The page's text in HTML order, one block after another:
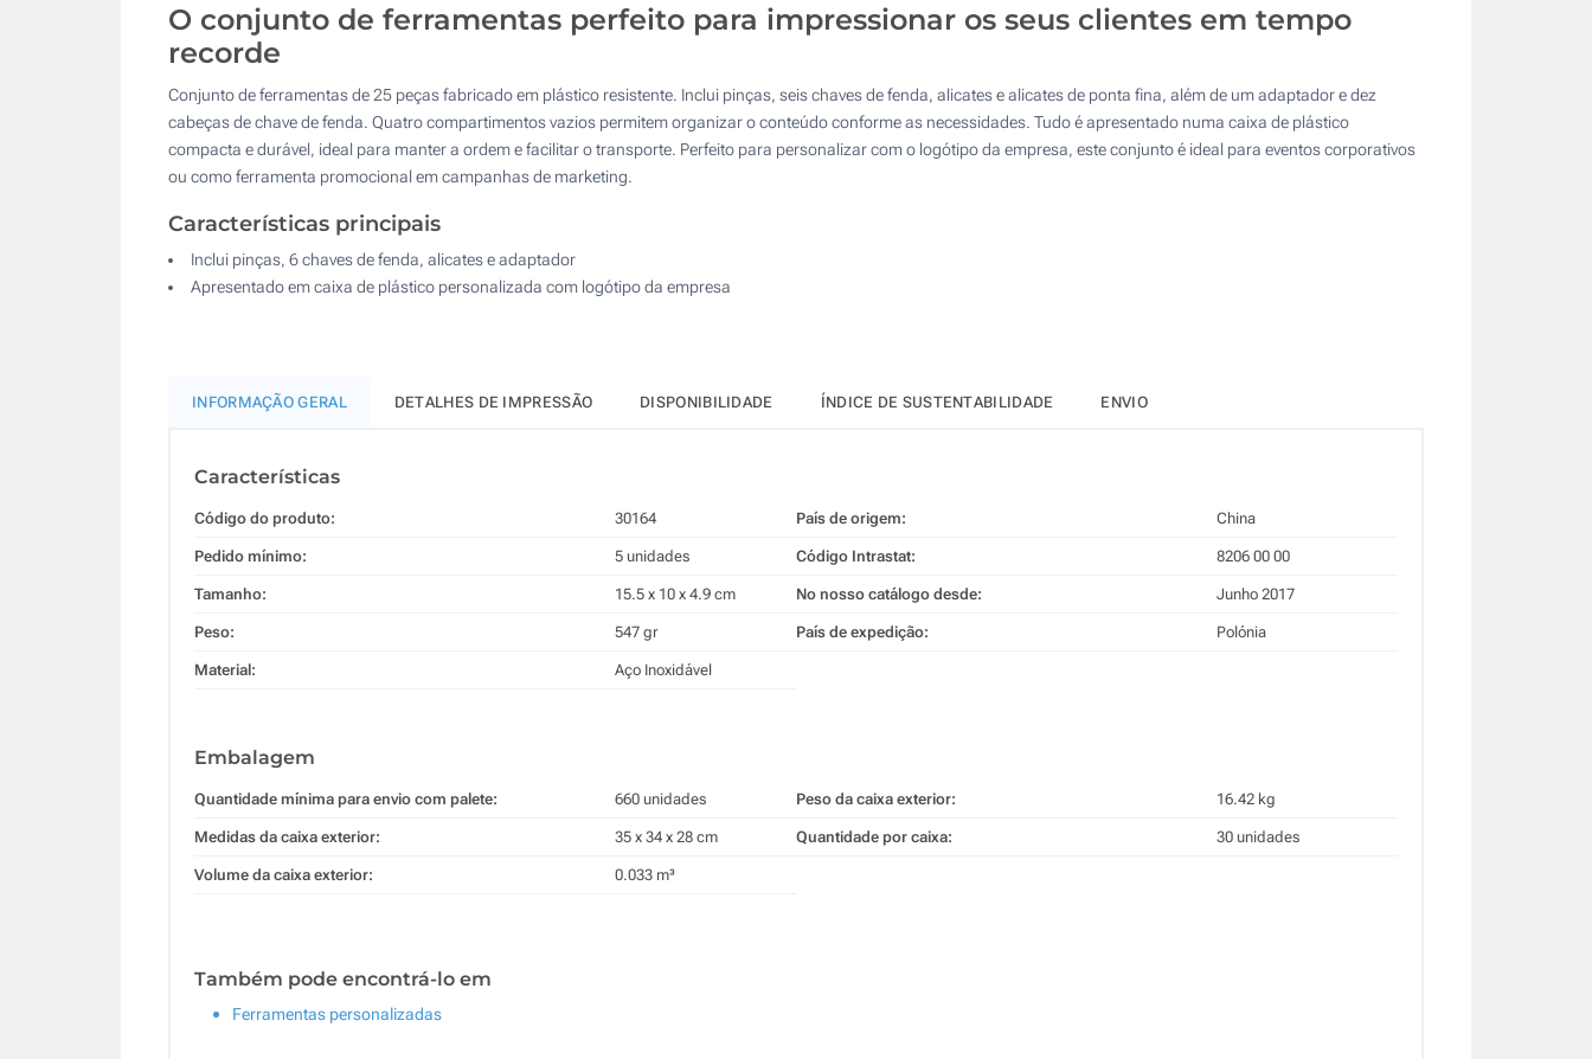
Outra : Atualizar
O conjunto de ferramentas perfeito para impressionar os seus clientes em tempo
recorde
Conjunto de ferramentas de 25 peças fabricado em plástico resistente. Inclui pinças, seis chaves de fenda, alicates e alicates de ponta fina, além de um adaptador e dez
cabeças de chave de fenda. Quatro compartimentos vazios permitem organizar o conteúdo conforme as necessidades. Tudo é apresentado numa caixa de plástico
compacta e durável, ideal para manter a ordem e facilitar o transporte. Perfeito para personalizar com o logótipo da empresa, este conjunto é ideal para eventos corporativos
ou como ferramenta promocional em campanhas de marketing.
Características principais
Inclui pinças, 6 chaves de fenda, alicates e adaptador
Apresentado em caixa de plástico personalizada com logótipo da empresa
INFORMAÇÃO GERAL DETALHES DE IMPRESSÃO DISPONIBILIDADE ÍNDICE DE SUSTENTABILIDADE ENVIO
Características
Código do produto: 30164
Pedido mínimo: 5 unidades
Tamanho: 15.5 x 10 x 4.9 cm
Peso: 547 gr
Material: Aço Inoxidável
País de origem: China
Código Intrastat: 8206 00 00
No nosso catálogo desde: Junho 2017
País de expedição: Polónia
Embalagem
Quantidade mínima para envio com palete: 660 unidades
Medidas da caixa exterior: 35 x 34 x 28 cm
Volume da caixa exterior: 0.033 m³
Peso da caixa exterior: 16.42 kg
Quantidade por caixa: 30 unidades
Também pode encontrá-lo em
Ferramentas personalizadas